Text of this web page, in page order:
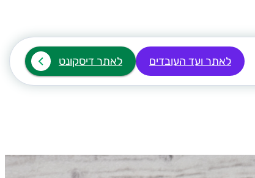
לאתר ועד העובדים לאתר דיסקונט